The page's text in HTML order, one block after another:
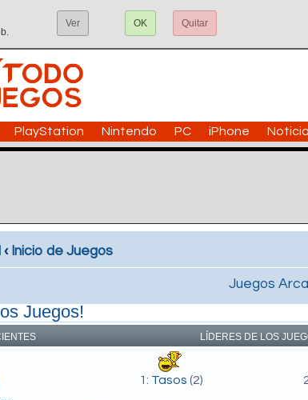
Ver OK Quitar
PlayStation Nintendo PC iPhone
‹ Inicio de Juegos
Juegos
Juegos!
LÍDERES DE LOS
1: Tasos (2)